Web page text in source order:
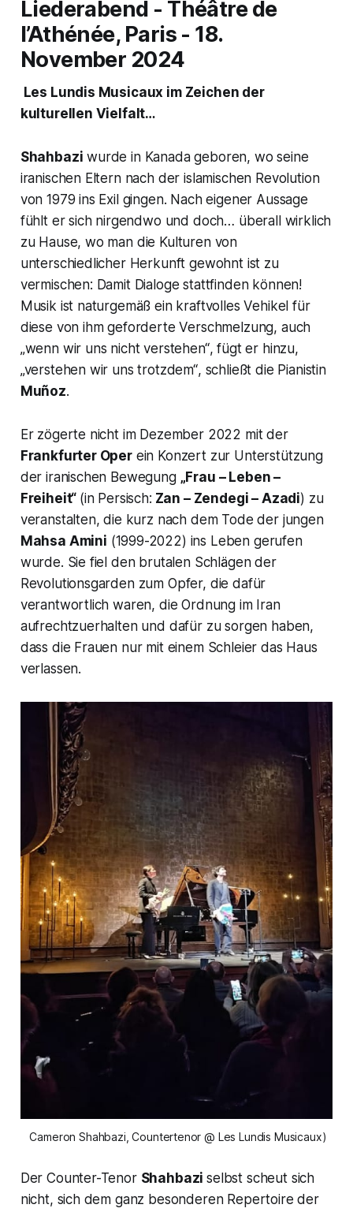
Liederabend - Théâtre de
l’Athénée, Paris - 18.
November 2024
Les Lundis Musicaux im Zeichen der
kulturellen Vielfalt…
Shahbazi wurde in Kanada geboren, wo seine
iranischen Eltern nach der islamischen Revolution
von 1979 ins Exil gingen. Nach eigener Aussage
fühlt er sich nirgendwo und doch… überall wirklich
zu Hause, wo man die Kulturen von
unterschiedlicher Herkunft gewohnt ist zu
vermischen: Damit Dialoge stattfinden können!
Musik ist naturgemäß ein kraftvolles Vehikel für
diese von ihm geforderte Verschmelzung, auch
„wenn wir uns nicht verstehen“, fügt er hinzu,
„verstehen wir uns trotzdem“, schließt die Pianistin
Muñoz.
Er zögerte nicht im Dezember 2022 mit der
Frankfurter Operein Konzert zur Unterstützung
der iranischen Bewegung „Frau – Leben –
Freiheit“ (in Persisch: Zan – Zendegi – Azadi) zu
veranstalten, die kurz nach dem Tode der jungen
Mahsa Amini (1999-2022) ins Leben gerufen
wurde. Sie fiel den brutalen Schlägen der
Revolutionsgarden zum Opfer, die dafür
verantwortlich waren, die Ordnung im Iran
aufrechtzuerhalten und dafür zu sorgen haben,
dass die Frauen nur mit einem Schleier das Haus
verlassen.
Cameron Shahbazi, Countertenor @ Les Lundis Musicaux)
Der Counter-Tenor Shahbaziselbst scheut sich
nicht, sich dem ganz besonderen Repertoire der